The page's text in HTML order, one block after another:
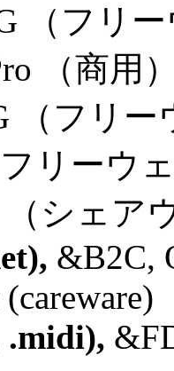
（フリ
（商用
（フリー
リーウ
（シェア
&B2C,